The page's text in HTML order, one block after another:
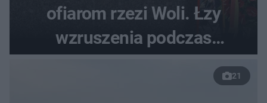
ofiarom rzezi Woli. Łzy
wzruszenia podczas
uroczystości
21